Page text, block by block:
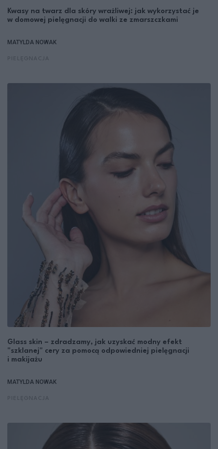
Kwasy na twarz dla skóry wrażliwej: jak wykorzystać je
w domowej pielęgnacji do walki ze zmarszczkami
MATYLDA NOWAK
Glass skin – zdradzamy, jak uzyskać modny efekt
"szklanej" cery za pomocą odpowiedniej pielęgnacji
i makijażu
MATYLDA NOWAK